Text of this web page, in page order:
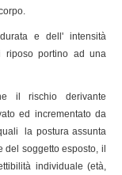
e dell' intensità
portino ad una
il rischio derivante
ed incrementato da
la postura assunta
soggetto esposto, il
individuale (età,